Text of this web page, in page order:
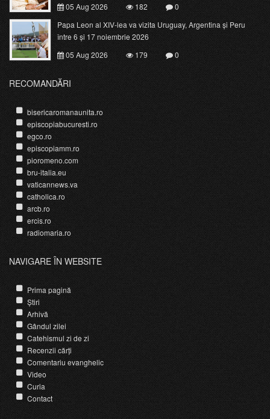
05 Aug 2026 182
0
Papa Leon al XIV-lea va vizita Uruguay, Argentina și Peru
între 6 și 17 noiembrie 2026
05 Aug 2026
179 0
RECOMANDĂRI
bisericaromanaunita.ro
episcopiabucuresti.ro
egco.ro
episcopiamm.ro
pioromeno.com
bru-italia.eu
vaticannews.va
catholica.ro
arcb.ro
ercis.ro
radiomaria.ro
NAVIGARE ÎN WEBSITE
Prima pagină
Știri
Arhivă
Gândul zilei
Catehismul zi de zi
Recenzii cărți
Comentariu evanghelic
Video
Curia
Contact